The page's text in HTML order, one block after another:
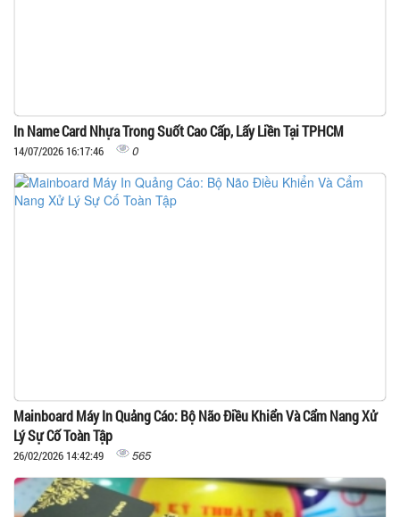
In Name Card Nhựa Trong Suốt Cao Cấp, Lấy Liền Tại TPHCM
14/07/2026 16:17:46 0
Mainboard Máy In Quảng Cáo: Bộ Não Điều Khiển Và Cẩm Nang Xử
Lý Sự Cố Toàn Tập
26/02/2026 14:42:49 565